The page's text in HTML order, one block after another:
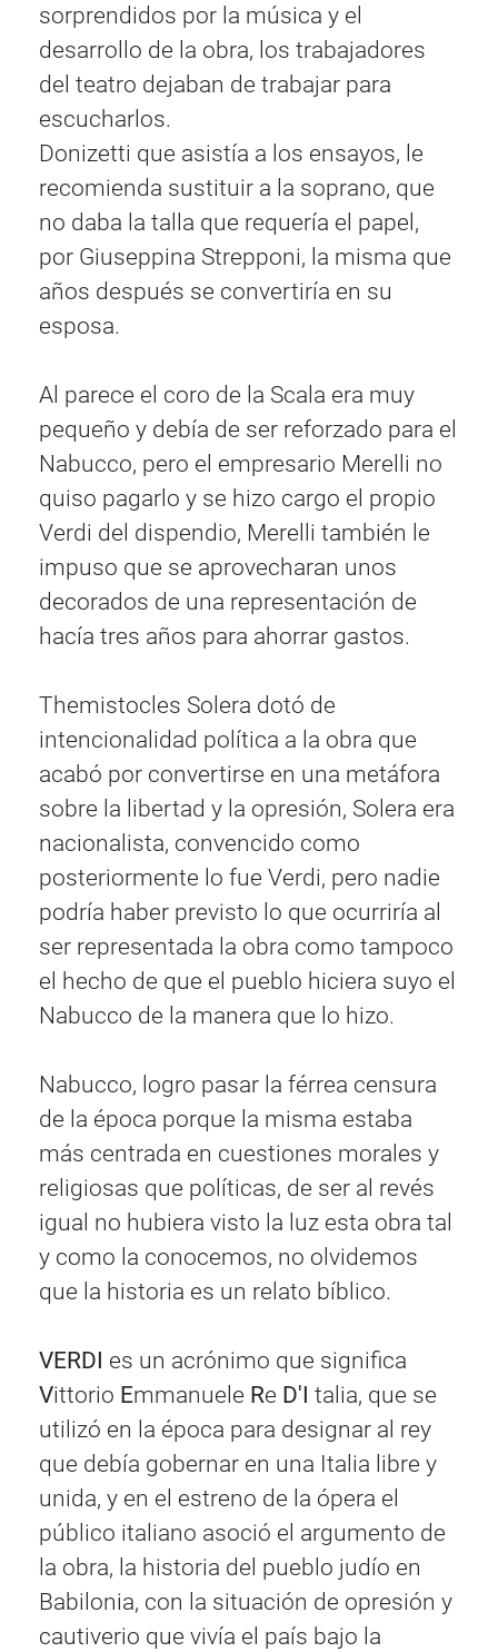
sorprendidos por la música y el
desarrollo de la obra, los trabajadores
del teatro dejaban de trabajar para
escucharlos.
Donizetti que asistía a los ensayos, le
recomienda sustituir a la soprano, que
no daba la talla que requería el papel,
por Giuseppina Strepponi, la misma que
años después se convertiría en su
esposa.
Al parece el coro de la Scala era muy
pequeño y debía de ser reforzado para el
Nabucco, pero el empresario Merelli no
quiso pagarlo y se hizo cargo el propio
Verdi del dispendio, Merelli también le
impuso que se aprovecharan unos
decorados de una representación de
hacía tres años para ahorrar gastos.
Themistocles Solera dotó de
intencionalidad política a la obra que
acabó por convertirse en una metáfora
sobre la libertad y la opresión, Solera era
nacionalista, convencido como
posteriormente lo fue Verdi, pero nadie
podría haber previsto lo que ocurriría al
ser representada la obra como tampoco
el hecho de que el pueblo hiciera suyo el
Nabucco de la manera que lo hizo.
Nabucco, logro pasar la férrea censura
de la época porque la misma estaba
más centrada en cuestiones morales y
religiosas que políticas, de ser al revés
igual no hubiera visto la luz esta obra tal
y como la conocemos, no olvidemos
que la historia es un relato bíblico.
VERDI es un acrónimo que significa
Vittorio Emmanuele Re D'Italia, que se
utilizó en la época para designar al rey
que debía gobernar en una Italia libre y
unida, y en el estreno de la ópera el
público italiano asoció el argumento de
la obra, la historia del pueblo judío en
Babilonia, con la situación de opresión y
cautiverio que vivía el país bajo la